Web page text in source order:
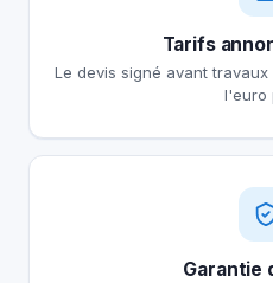
Tarifs
Le devis signé avant
l'euro
Garantie